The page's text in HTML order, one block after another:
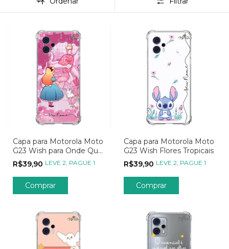
Capa para Motorola Moto
G23 Wish para Onde Quer
Ir
R$39,90 LEVE 2, PAGUE 1
Comprar
Capa para Motorola Moto
G23 Wish Flores Tropicais
R$39,90 LEVE 2, PAGUE 1
Comprar